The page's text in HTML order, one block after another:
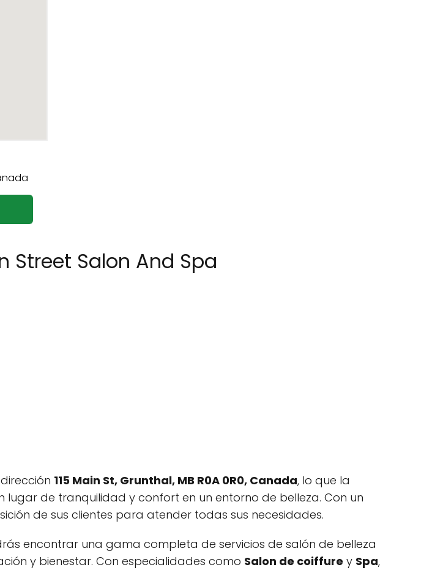
Street Salon And Spa
115 Main St, Grunthal, MB R0A 0R0, Canada, lo que la
de tranquilidad y confort en un entorno de belleza. Con un
de sus clientes para atender todas sus necesidades.
encontrar una gama completa de servicios de salón de belleza
y bienestar. Con especialidades como Salon de coiffure y Spa,